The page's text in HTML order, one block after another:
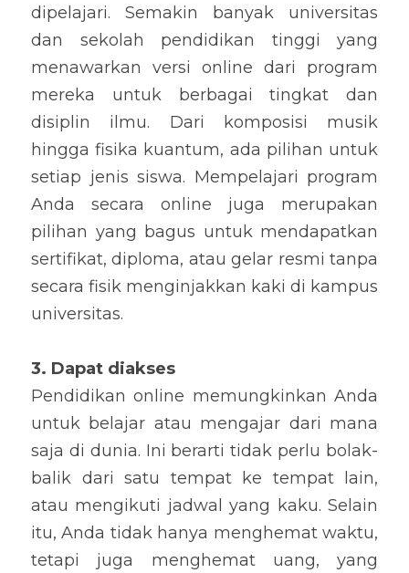
dipelajari. Semakin banyak universitas
dan sekolah pendidikan tinggi yang
menawarkan versi online dari program
mereka untuk berbagai tingkat dan
disiplin ilmu. Dari komposisi musik
hingga fisika kuantum, ada pilihan untuk
setiap jenis siswa. Mempelajari program
Anda secara online juga merupakan
pilihan yang bagus untuk mendapatkan
sertifikat, diploma, atau gelar resmi tanpa
secara fisik menginjakkan kaki di kampus
universitas.
3. Dapat diakses
Pendidikan online memungkinkan Anda
untuk belajar atau mengajar dari mana
saja di dunia. Ini berarti tidak perlu bolak-
balik dari satu tempat ke tempat lain,
atau mengikuti jadwal yang kaku. Selain
itu, Anda tidak hanya menghemat waktu,
tetapi juga menghemat uang, yang